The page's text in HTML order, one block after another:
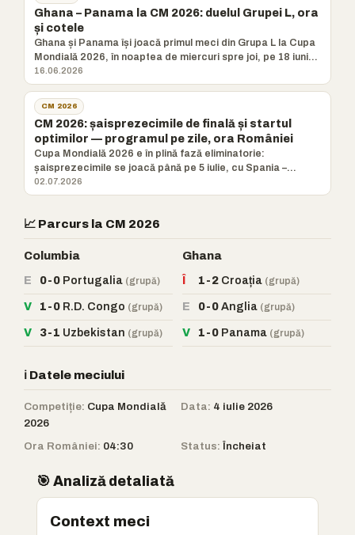
Ghana – Panama la CM 2026: duelul Grupei L, ora
și cotele
Ghana și Panama își joacă primul meci din Grupa L la Cupa
Mondială 2026, în noaptea de miercuri spre joi, pe 18 iunie,
d
16.06.2026
CM 2026
CM 2026: șaisprezecimile de finală și startul
optimilor — programul pe zile, ora României
Cupa Mondială 2026 e în plină fază eliminatorie:
șaisprezecimile se joacă până pe 5 iulie, cu Spania –
Austria, Canada –
02.07.2026
📈 Parcurs la CM 2026
Columbia
E 0-0Portugalia (grupă)
V 1-0R.D. Congo (grupă)
V 3-1 Uzbekistan (grupă)
Ghana
1-2Croația (grupă)
E 0-0Anglia (grupă)
V 1-0Panama (grupă)
ℹ️ Datele meciului
Competiție: Cupa Mondială
2026
Data: 4 iulie 2026
Ora României: 04:30 Status: Încheiat
🎯 Analiză detaliată
Context meci